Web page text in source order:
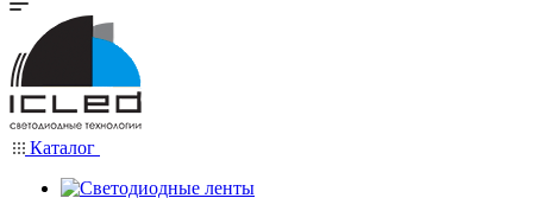
Каталог